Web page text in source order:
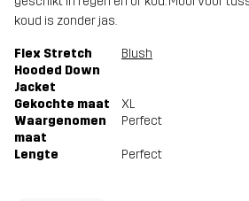
koud is zonder jas.
Flex Stretch
Hooded Down
Jacket
Blush
Gekochte maat
XL
Waargenomen
maat
Perfect
Lengte Perfect